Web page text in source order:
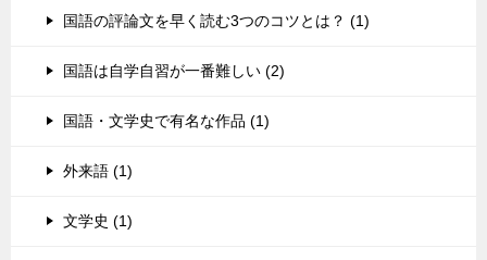
国語の評論文を早く読む3つのコツとは？ (1)
国語は自学自習が一番難しい (2)
国語・文学史で有名な作品 (1)
外来語 (1)
文学史 (1)